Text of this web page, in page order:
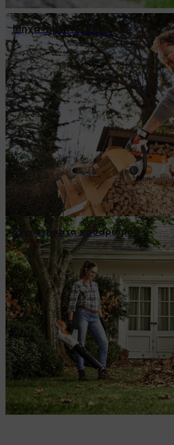
Μηχανήματα κοπών
Μηχανήματα καθαρισμού
Ο κήπος σας την άνοιξη